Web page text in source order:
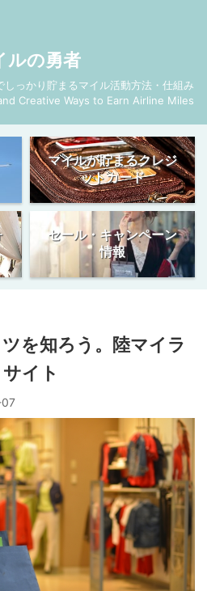
ルの勇者
っかり貯まるマイル活動方法・仕組み
Creative Ways to Earn Airline Miles
マイルが貯まるクレジ
ットカード
セール・キャンペーン
情報
を知ろう。陸マイラ
サイト